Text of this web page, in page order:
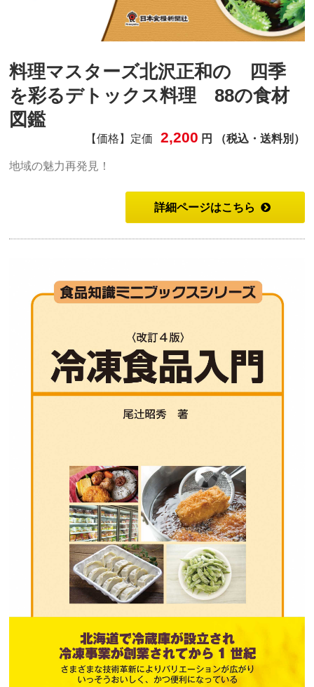
料理マスターズ北沢正和の 四季
を彩るデトックス料理 88の食材
図鑑
【価格】定価 2,200 円 （税込・送料別）
地域の魅力再発見！
詳細ページはこちら